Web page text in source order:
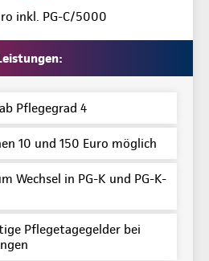
inkl. PG-C/5000
Pflegegrad 4
10 und 150 Euro möglich
Wechsel in PG-K und PG-K-
Pflegetagegelder bei